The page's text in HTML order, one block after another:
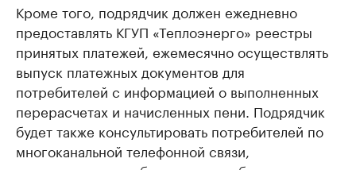
Кроме того, подрядчик должен ежедневно
предоставлять КГУП «Теплоэнерго» реестры
принятых платежей, ежемесячно осуществлять
выпуск платежных документов для
потребителей с информацией о выполненных
перерасчетах и начисленных пени. Подрядчик
будет также консультировать потребителей по
многоканальной телефонной связи,